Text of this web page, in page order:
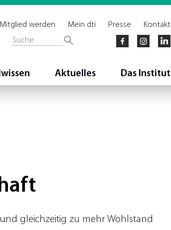
Kontakt
Presse
Mein dti
Mitglied werden
Aktuelles Das Institut
gleichzeitig zu mehr Wohlstand